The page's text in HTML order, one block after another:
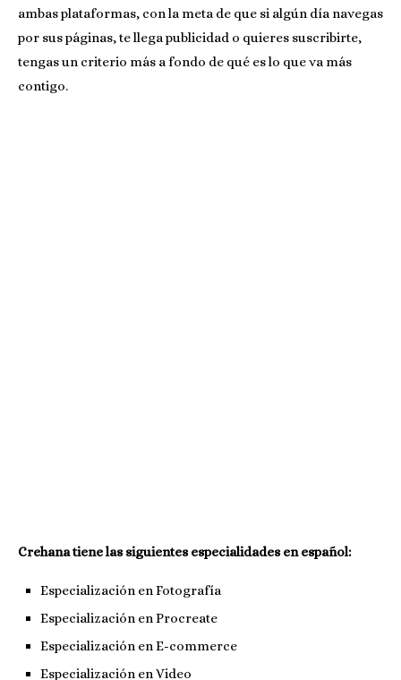
ambas plataformas, con la meta de que si algún día navegas
por sus páginas, te llega publicidad o quieres suscribirte,
tengas un criterio más a fondo de qué es lo que va más
contigo.
Crehana tiene las siguientes especialidades en español:
Especialización en Fotografía
Especialización en Procreate
Especialización en E-commerce
Especialización en Video